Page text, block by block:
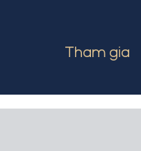
Tham gia